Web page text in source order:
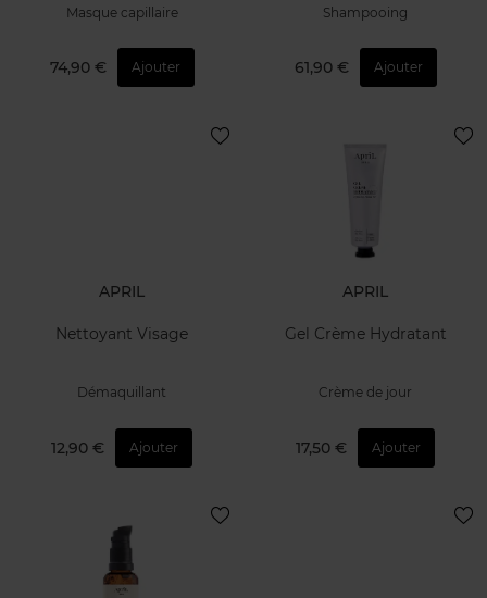
Masque capillaire
74,90 € Ajouter
Shampooing
61,90 € Ajouter
APRIL
Nettoyant Visage
Démaquillant
12,90 € Ajouter
APRIL
Gel Crème Hydratant
Crème de jour
17,50 € Ajouter